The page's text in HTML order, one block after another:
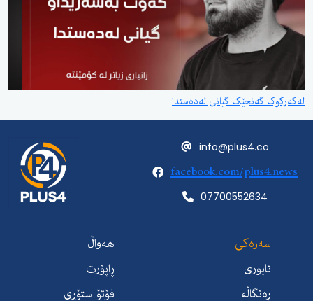
لەکەرکوک گەنجێک گیانی لەدەستدا
info@plus4.co
facebook.com/plus4.news
07700552634
سەرەکی
هەواڵ
ئابوری
ڕاپۆرت
ڕەنگاڵە
فۆتۆ ستۆری